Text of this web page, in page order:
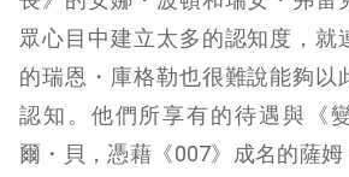
眾心目中建立太多的認知度，就
的瑞恩・庫格勒也很難說能夠以
認知。他們所享有的待遇與《
爾・貝，憑藉《007》成名的薩